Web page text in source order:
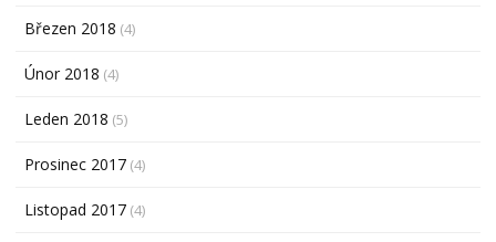
Březen 2018 (4)
Únor 2018 (4)
Leden 2018 (5)
Prosinec 2017 (4)
Listopad 2017 (4)